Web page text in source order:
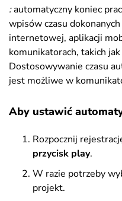
:automatyczny koniec
wpisów czasu
internetowej, aplikacji
komunikatorach, takich
Dostosowywanie czasu
jest możliwe w
Aby ustawić
Rozpocznij
przycisk play.
W razie potrzeby
projekt.